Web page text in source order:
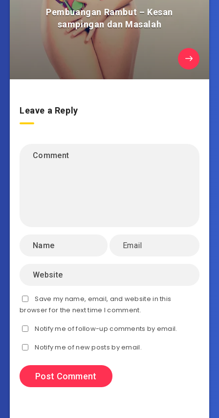
Pembuangan Rambut – Kesan
sampingan dan Masalah
Leave a Reply
Save my name, email, and website in this
browser for the next time I comment.
Notify me of follow-up comments by email.
Notify me of new posts by email.